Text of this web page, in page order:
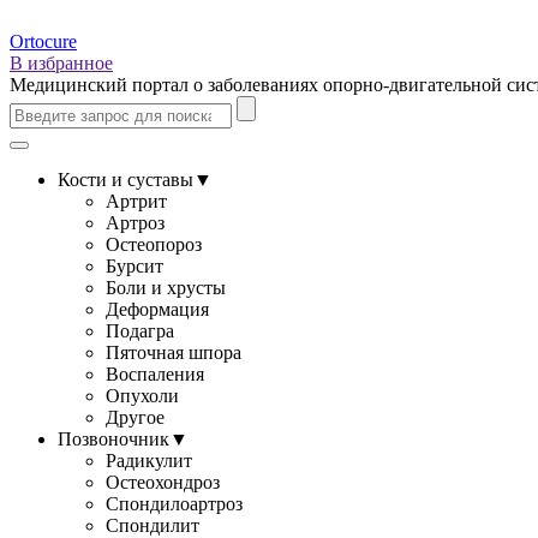
Ortocure
В избранное
Медицинский портал о заболеваниях опорно-двигательной
Кости и суставы▼
Артрит
Артроз
Остеопороз
Бурсит
Боли и хрусты
Деформация
Подагра
Пяточная шпора
Воспаления
Опухоли
Другое
Позвоночник▼
Радикулит
Остеохондроз
Спондилоартроз
Спондилит